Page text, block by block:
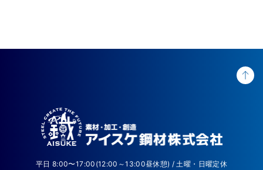
平日 8:00〜17:00(12:00～13:00昼休憩) / 土曜・日曜定休